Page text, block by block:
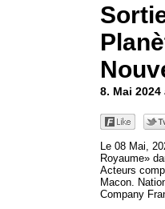
8. Mai
Le 08 Mai,
Royaume»
Acteurs
Macon.
Company